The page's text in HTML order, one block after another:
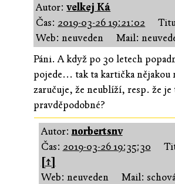
Autor:velkej Ká
Čas: 2019-03-26 19:21:02
Web: neuveden
Mail:
Páni. A když po 30 letech
pojede... tak ta kartička nějakou
zaručuje, že neublíží, resp. že
pravděpodobné?
Autor:norbertsnv
Čas: 2019-03-26 19:35:30
[↑]
Web: neuveden
Mail: